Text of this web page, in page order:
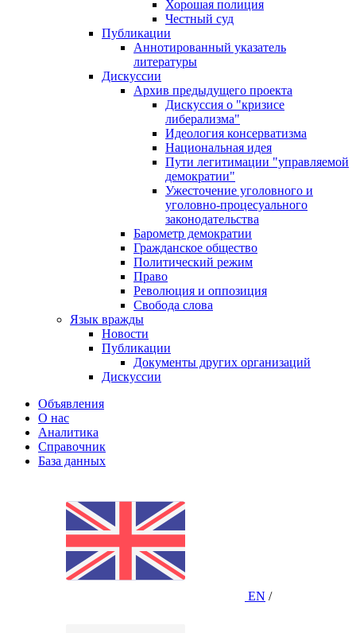
Хорошая полиция
Честный суд
Публикации
Аннотированный указатель
литературы
Дискуссии
Архив предыдущего проекта
Дискуссия о "кризисе
либерализма"
Идеология консерватизма
Национальная идея
Пути легитимации "управляемой
демократии"
Ужесточение уголовного и
уголовно-процесуального
законодательства
Барометр демократии
Гражданское общество
Политический режим
Право
Революция и оппозиция
Свобода слова
Язык вражды
Новости
Публикации
Документы других организаций
Дискуссии
Объявления
О нас
Аналитика
Справочник
База данных
EN /